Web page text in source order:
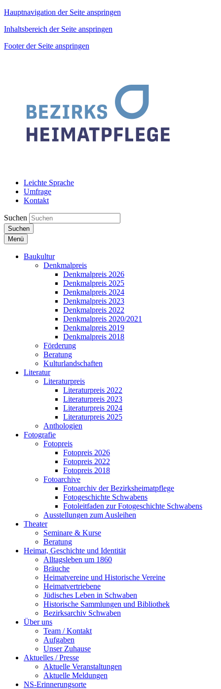
Hauptnavigation der Seite anspringen
Inhaltsbereich der Seite anspringen
Footer der Seite anspringen
Leichte Sprache
Umfrage
Kontakt
Suchen
Suchen
Menü
Baukultur
Denkmalpreis
Denkmalpreis 2026
Denkmalpreis 2025
Denkmalpreis 2024
Denkmalpreis 2023
Denkmalpreis 2022
Denkmalpreis 2020/2021
Denkmalpreis 2019
Denkmalpreis 2018
Förderung
Beratung
Kulturlandschaften
Literatur
Literaturpreis
Literaturpreis 2022
Literaturpreis 2023
Literaturpreis 2024
Literaturpreis 2025
Anthologien
Fotografie
Fotopreis
Fotopreis 2026
Fotopreis 2022
Fotopreis 2018
Fotoarchive
Fotoarchiv der Bezirksheimatpflege
Fotogeschichte Schwabens
Fotoleitfaden zur Fotogeschichte Schwabens
Ausstellungen zum Ausleihen
Theater
Seminare & Kurse
Beratung
Heimat, Geschichte und Identität
Alltagsleben um 1860
Bräuche
Heimatvereine und Historische Vereine
Heimatvertriebene
Jüdisches Leben in Schwaben
Historische Sammlungen und Bibliothek
Bezirksarchiv Schwaben
Über uns
Team / Kontakt
Aufgaben
Unser Zuhause
Aktuelles / Presse
Aktuelle Veranstaltungen
Aktuelle Meldungen
NS-Erinnerungsorte